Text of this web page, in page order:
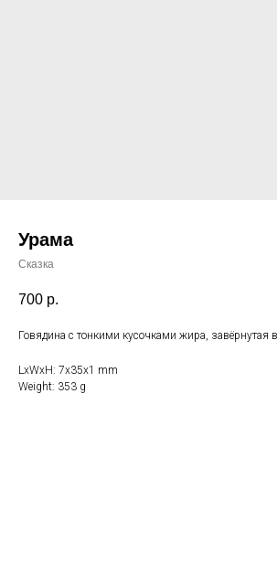
Урама
Сказка
700 р.
Говядина с тонкими кусочками жира, завёрнутая
LxWxH: 7x35x1 mm
Weight: 353 g